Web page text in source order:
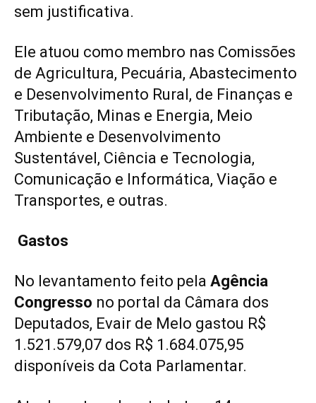
sem justificativa.
Ele atuou como membro nas Comissões
de Agricultura, Pecuária, Abastecimento
e Desenvolvimento Rural, de Finanças e
Tributação, Minas e Energia, Meio
Ambiente e Desenvolvimento
Sustentável, Ciência e Tecnologia,
Comunicação e Informática, Viação e
Transportes, e outras.
Gastos
No levantamento feito pela Agência
Congresso no portal da Câmara dos
Deputados, Evair de Melo gastou R$
1.521.579,07 dos R$ 1.684.075,95
disponíveis da Cota Parlamentar.